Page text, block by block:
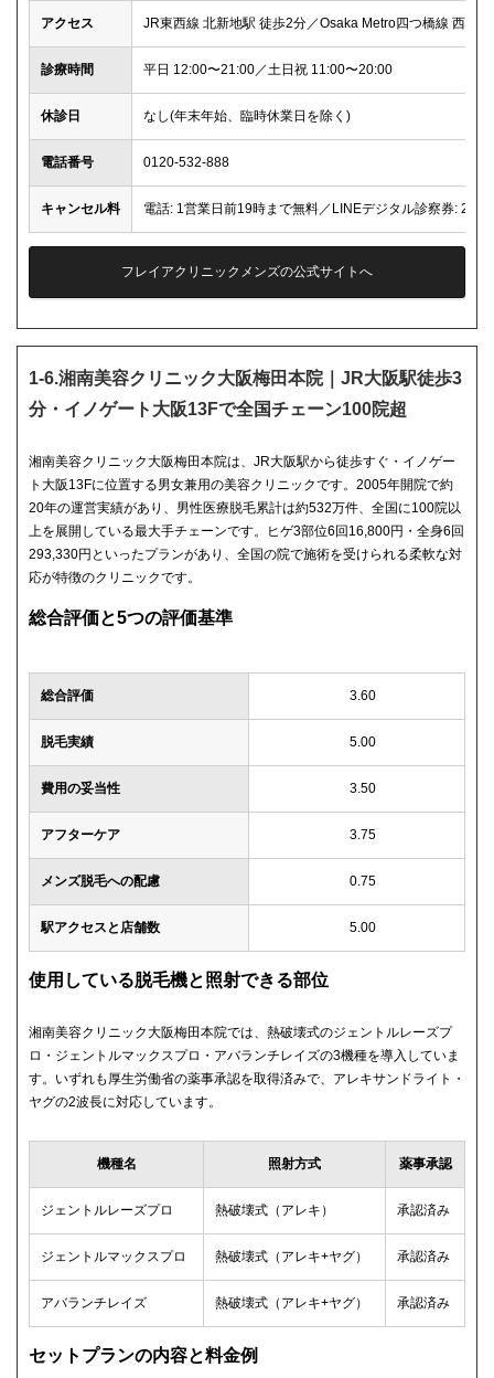
アクセス JR東西線 北新地駅 徒歩2分／Osaka Metro四つ橋線 西梅
診療時間 平日 12:00〜21:00／土日祝 11:00〜20:00
休診日 なし(年末年始、臨時休業日を除く)
電話番号 0120-532-888
キャンセル料 電話: 1営業日前19時まで無料／LINEデジタル診察券: 2営
フレイアクリニックメンズの公式サイトへ
1-6.湘南美容クリニック大阪梅田本院｜JR大阪駅徒歩3
分・イノゲート大阪13Fで全国チェーン100院超
湘南美容クリニック大阪梅田本院は、JR大阪駅から徒歩すぐ・イノゲー
ト大阪13Fに位置する男女兼用の美容クリニックです。2005年開院で約
20年の運営実績があり、男性医療脱毛累計は約532万件、全国に100院以
上を展開している最大手チェーンです。ヒゲ3部位6回16,800円・全身6回
293,330円といったプランがあり、全国の院で施術を受けられる柔軟な対
応が特徴のクリニックです。
総合評価と5つの評価基準
総合評価 3.60
脱毛実績 5.00
費用の妥当性 3.50
アフターケア 3.75
メンズ脱毛への配慮 0.75
駅アクセスと店舗数 5.00
使用している脱毛機と照射できる部位
湘南美容クリニック大阪梅田本院では、熱破壊式のジェントルレーズプ
ロ・ジェントルマックスプロ・アバランチレイズの3機種を導入していま
す。いずれも厚生労働省の薬事承認を取得済みで、アレキサンドライト・
ヤグの2波長に対応しています。
機種名 照射方式 薬事承認
ジェントルレーズプロ 熱破壊式（アレキ） 承認済み
ジェントルマックスプロ 熱破壊式（アレキ+ヤグ） 承認済み
アバランチレイズ 熱破壊式（アレキ+ヤグ） 承認済み
セットプランの内容と料金例